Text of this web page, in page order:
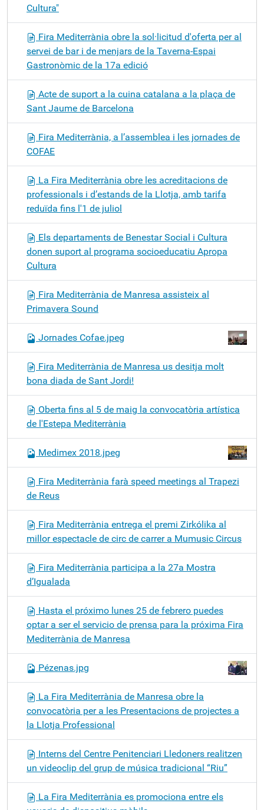
Cultura"
Fira Mediterrània obre la sol·licitud d'oferta per al
servei de bar i de menjars de la Taverna-Espai
Gastronòmic de la 17a edició
Acte de suport a la cuina catalana a la plaça de
Sant Jaume de Barcelona
Fira Mediterrània, a l’assemblea i les jornades de
COFAE
La Fira Mediterrània obre les acreditacions de
professionals i d’estands de la Llotja, amb tarifa
reduïda fins l'1 de juliol
Els departaments de Benestar Social i Cultura
donen suport al programa socioeducatiu Apropa
Cultura
Fira Mediterrània de Manresa assisteix al
Primavera Sound
Jornades Cofae.jpeg
Fira Mediterrània de Manresa us desitja molt
bona diada de Sant Jordi!
Oberta fins al 5 de maig la convocatòria artística
de l'Estepa Mediterrània
Medimex 2018.jpeg
Fira Mediterrània farà speed meetings al Trapezi
de Reus
Fira Mediterrània entrega el premi Zirkólika al
millor espectacle de circ de carrer a Mumusic Circus
Fira Mediterrània participa a la 27a Mostra
d’Igualada
Hasta el próximo lunes 25 de febrero puedes
optar a ser el servicio de prensa para la próxima Fira
Mediterrània de Manresa
Pézenas.jpg
La Fira Mediterrània de Manresa obre la
convocatòria per a les Presentacions de projectes a
la Llotja Professional
Interns del Centre Penitenciari Lledoners realitzen
un videoclip del grup de música tradicional “Riu”
La Fira Mediterrània es promociona entre els